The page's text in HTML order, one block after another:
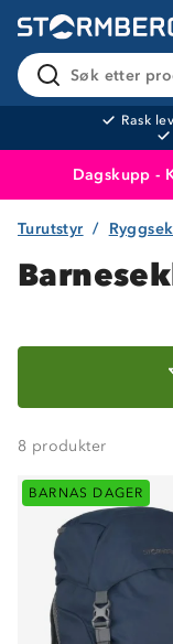
Søk etter
Rask
Dagskupp -
Turutstyr
8 produkter
BARNAS DAGER